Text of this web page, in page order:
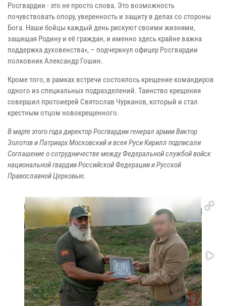
Росгвардии - это не просто слова. Это возможность
почувствовать опору, уверенность и защиту в делах со стороны
Бога. Наши бойцы каждый день рискуют своими жизнями,
защищая Родину и её граждан, и именно здесь крайне важна
поддержка духовенства», – подчеркнул офицер Росгвардии
полковник Александр Гошин.
Кроме того, в рамках встречи состоялось крещение командиров
одного из специальных подразделений. Таинство крещения
совершил протоиерей Святослав Чурканов, который и стал
крестным отцом новокрещенного.
В марте этого года директор Росгвардии генерал армии Виктор
Золотов и Патриарх Московский и всея Руси Кирилл подписали
Соглашение о сотрудничестве между Федеральной службой войск
национальной гвардии Российской Федерации и Русской
Православной Церковью.